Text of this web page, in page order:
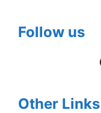
Follow us
Other Links